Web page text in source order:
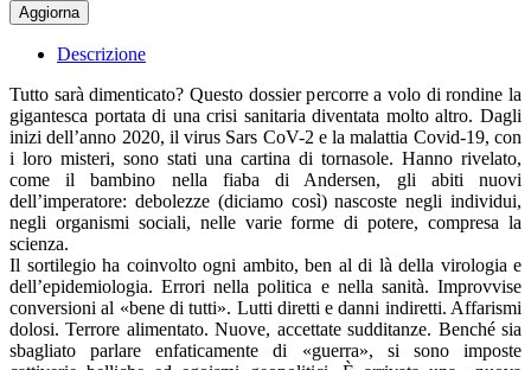
Descrizione
Tutto sarà dimenticato? Questo dossier percorre a volo di rondine la
gigantesca portata di una crisi sanitaria diventata molto altro. Dagli
inizi dell’anno 2020, il virus Sars CoV-2 e la malattia Covid-19, con
i loro misteri, sono stati una cartina di tornasole. Hanno rivelato,
come il bambino nella fiaba di Andersen, gli abiti nuovi
dell’imperatore: debolezze (diciamo così) nascoste negli individui,
negli organismi sociali, nelle varie forme di potere, compresa la
scienza.
Il sortilegio ha coinvolto ogni ambito, ben al di là della virologia e
dell’epidemiologia. Errori nella politica e nella sanità. Improvvise
conversioni al «bene di tutti». Lutti diretti e danni indiretti. Affarismi
dolosi. Terrore alimentato. Nuove, accettate sudditanze. Benché sia
sbagliato parlare enfaticamente di «guerra», si sono imposte